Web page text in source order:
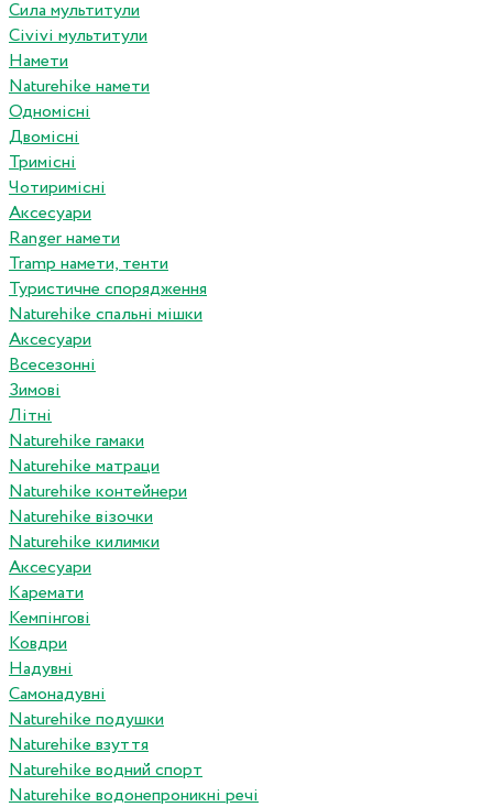
Сила мультитули
Civivi мультитули
Намети
Naturehike намети
Одномісні
Двомісні
Тримісні
Чотиримісні
Аксесуари
Ranger намети
Tramp намети, тенти
Туристичне спорядження
Naturehike спальні мішки
Аксесуари
Всесезонні
Зимові
Літні
Naturehike гамаки
Naturehike матраци
Naturehike контейнери
Naturehike візочки
Naturehike килимки
Аксесуари
Каремати
Кемпінгові
Ковдри
Надувні
Самонадувні
Naturehike подушки
Naturehike взуття
Naturehike водний спорт
Naturehike водонепроникні речі